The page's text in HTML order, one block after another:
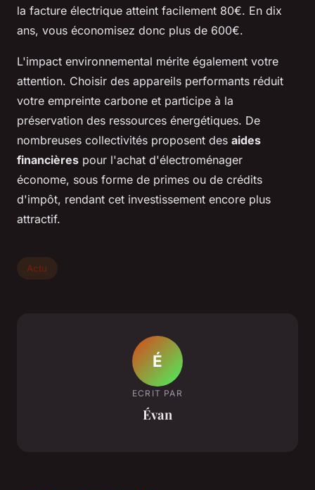
la facture électrique atteint facilement 80€. En dix
ans, vous économisez donc plus de 600€.
L'impact environnemental mérite également votre
attention. Choisir des appareils performants réduit
votre empreinte carbone et participe à la
préservation des ressources énergétiques. De
nombreuses collectivités proposent des aides
financières pour l'achat d'électroménager
économe, sous forme de primes ou de crédits
d'impôt, rendant cet investissement encore plus
attractif.
Actu
É
ECRIT PAR
Évan